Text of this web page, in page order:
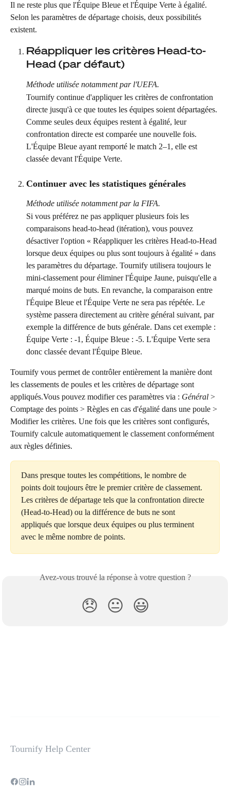
Il ne reste plus que l'Équipe Bleue et l'Équipe Verte à égalité.
Selon les paramètres de départage choisis, deux possibilités
existent.
Réappliquer les critères Head-to-
Head (par défaut)
Méthode utilisée notamment par l'UEFA.
Tournify continue d'appliquer les critères de confrontation
directe jusqu'à ce que toutes les équipes soient départagées.
Comme seules deux équipes restent à égalité, leur
confrontation directe est comparée une nouvelle fois.
L'Équipe Bleue ayant remporté le match 2–1, elle est
classée devant l'Équipe Verte.
Continuer avec les statistiques générales
Méthode utilisée notamment par la FIFA.
Si vous préférez ne pas appliquer plusieurs fois les
comparaisons head-to-head (itération), vous pouvez
désactiver l'option « Réappliquer les critères Head-to-Head
lorsque deux équipes ou plus sont toujours à égalité » dans
les paramètres du départage. Tournify utilisera toujours le
mini-classement pour éliminer l'Équipe Jaune, puisqu'elle a
marqué moins de buts. En revanche, la comparaison entre
l'Équipe Bleue et l'Équipe Verte ne sera pas répétée. Le
système passera directement au critère général suivant, par
exemple la différence de buts générale. Dans cet exemple :
Équipe Verte : -1, Équipe Bleue : -5. L'Équipe Verte sera
donc classée devant l'Équipe Bleue.
Tournify vous permet de contrôler entièrement la manière dont
les classements de poules et les critères de départage sont
appliqués.Vous pouvez modifier ces paramètres via : Général >
Comptage des points > Règles en cas d'égalité dans une poule >
Modifier les critères. Une fois que les critères sont configurés,
Tournify calcule automatiquement le classement conformément
aux règles définies.
Dans presque toutes les compétitions, le nombre de
points doit toujours être le premier critère de classement.
Les critères de départage tels que la confrontation directe
(Head-to-Head) ou la différence de buts ne sont
appliqués que lorsque deux équipes ou plus terminent
avec le même nombre de points.
Avez-vous trouvé la réponse à votre question ?
😞 😐 😃
Tournify Help Center